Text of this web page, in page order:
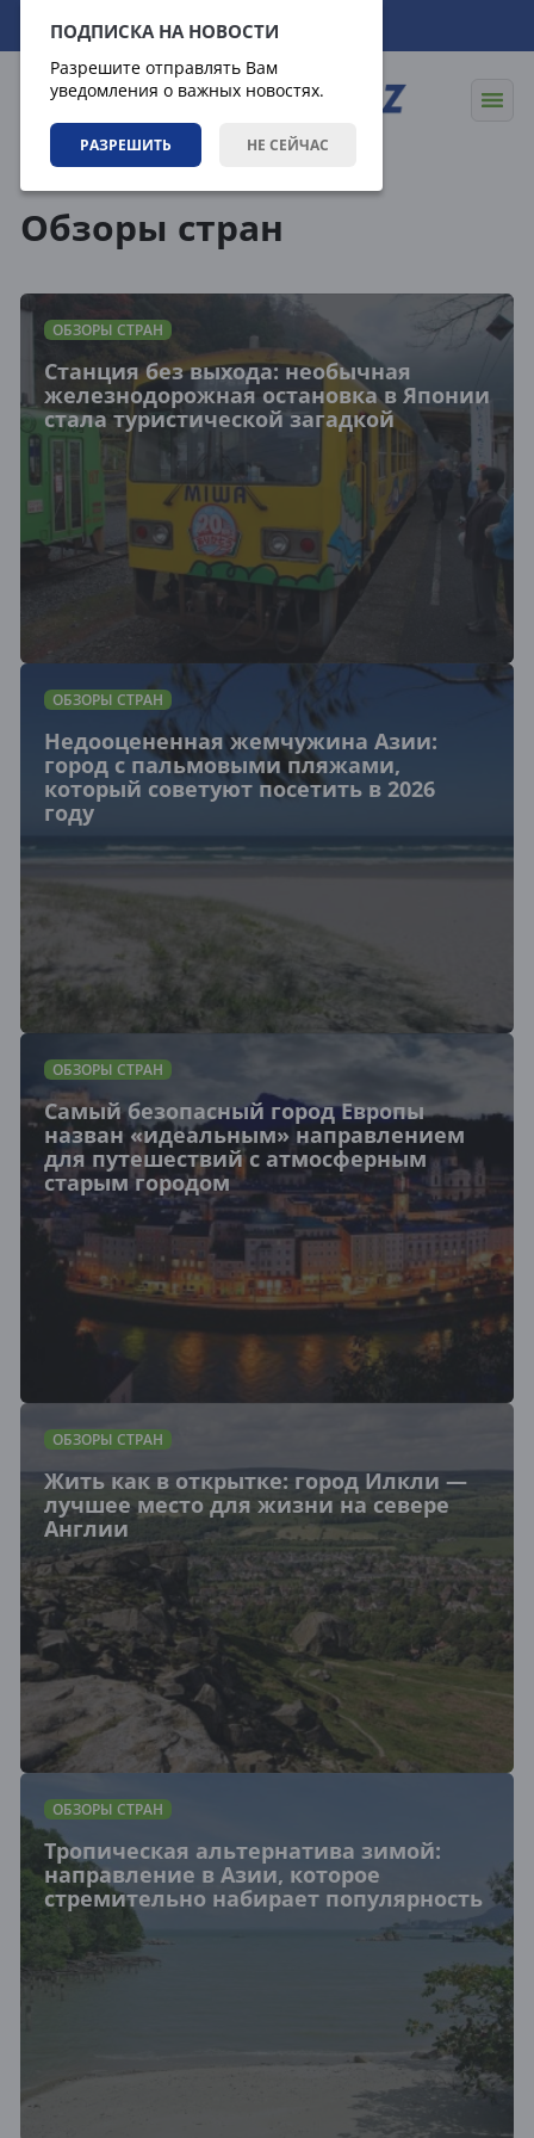
ПОДПИСКА НА НОВОСТИ
Разрешите отправлять Вам
уведомления о важных новостях.
РАЗРЕШИТЬ НЕ СЕЙЧАС
06.08.2026 12:25:15
Обзоры стран
ОБЗОРЫ СТРАН
Станция без выхода: необычная
железнодорожная остановка в Японии
стала туристической загадкой
ОБЗОРЫ СТРАН
Недооцененная жемчужина Азии:
город с пальмовыми пляжами,
который советуют посетить в 2026
году
ОБЗОРЫ СТРАН
Самый безопасный город Европы
назван «идеальным» направлением
для путешествий с атмосферным
старым городом
ОБЗОРЫ СТРАН
Жить как в открытке: город Илкли —
лучшее место для жизни на севере
Англии
ОБЗОРЫ СТРАН
Тропическая альтернатива зимой:
направление в Азии, которое
стремительно набирает популярность